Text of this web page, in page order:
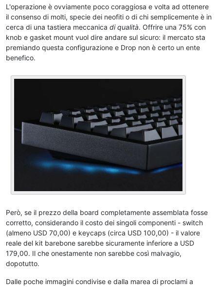
L'operazione è ovviamente poco coraggiosa e volta ad ottenere
il consenso di molti, specie dei neofiti o di chi semplicemente è in
cerca di una tastiera meccanica di qualità. Offrire una 75% con
knob e gasket mount vuol dire andare sul sicuro: il mercato sta
premiando questa configurazione e Drop non è certo un ente
benefico.
Però, se il prezzo della board completamente assemblata fosse
corretto, considerando il costo dei singoli componenti - switch
(almeno USD 70,00) e keycaps (circa USD 100,00) - il valore
reale del kit barebone sarebbe sicuramente inferiore a USD
179,00. Il che onestamente non sarebbe così malvagio,
dopotutto.
Dalle poche immagini condivise e dalla marea di proclami a